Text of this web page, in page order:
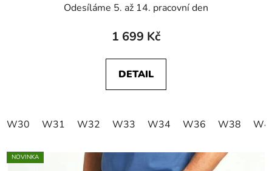
Odesíláme 5. až 14. pracovní den
1 699 Kč
DETAIL
W30 W31 W32 W33 W34 W36 W38
NOVINKA